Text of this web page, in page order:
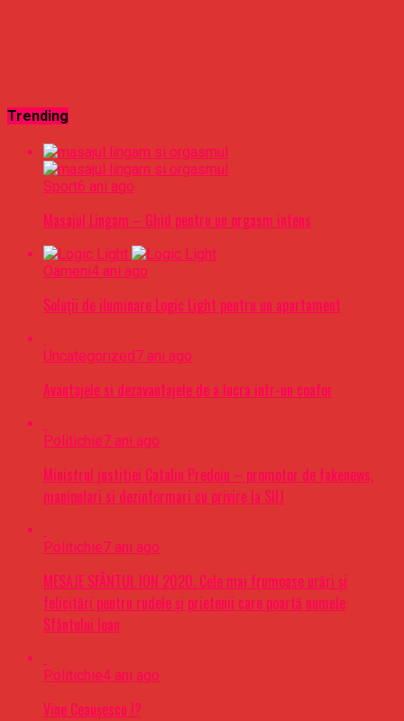
Trending
Sport6 ani ago
Masajul Lingam – Ghid pentru un orgasm intens
Oameni4 ani ago
Soluții de iluminare Logic Light pentru un apartament
Uncategorized7 ani ago
Avantajele si dezavantajele de a lucra intr-un coafor
Politichie7 ani ago
Ministrul justitiei Catalin Predoiu – promotor de fakenews,
manipulari si dezinformari cu privire la SIIJ
Politichie7 ani ago
MESAJE SFÂNTUL ION 2020. Cele mai frumoase urări şi
felicitări pentru rudele şi prietenii care poartă numele
Sfântului Ioan
Politichie4 ani ago
Vine Ceaușescu !?